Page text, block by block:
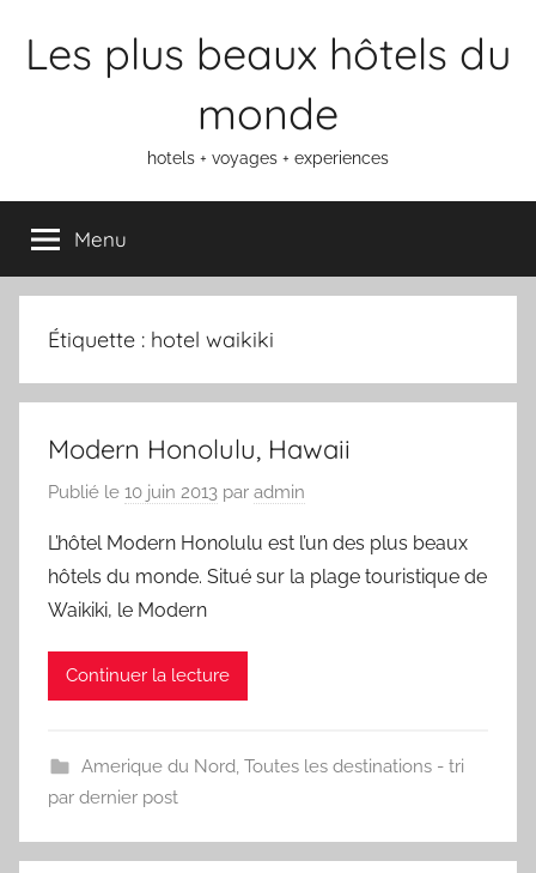
Les plus beaux hôtels du
monde
hotels + voyages + experiences
Menu
Étiquette : hotel waikiki
Modern Honolulu, Hawaii
Publié le 10 juin 2013 par admin
L’hôtel Modern Honolulu est l’un des plus beaux
hôtels du monde. Situé sur la plage touristique de
Waikiki, le Modern
Continuer la lecture
Amerique du Nord Toutes les destinations - tri
par dernier post